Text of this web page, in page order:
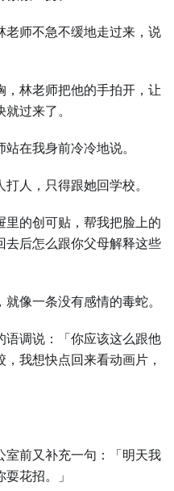
老师不急不缓地走过来，说
林老师把他的手拍开，让
过来了。
在我身前冷冷地说。
人，只得跟她回学校。
的创可贴，帮我把脸上的
去后怎么跟你父母解释这些
像一条没有感情的毒蛇。
语调说：「你应该这么跟他
我想快点回来看动画片，
室前又补充一句：「明天我
花招。」